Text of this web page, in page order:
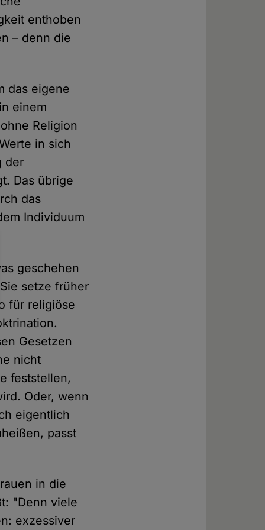
enthoben
– denn die
das eigene
einem
Religion
in sich
der
Das übrige
das
Individuum
geschehen
setze früher
für religiöse
Gesetzen
nicht
feststellen,
Oder, wenn
eigentlich
passt
in die
"Denn viele
exzessiver